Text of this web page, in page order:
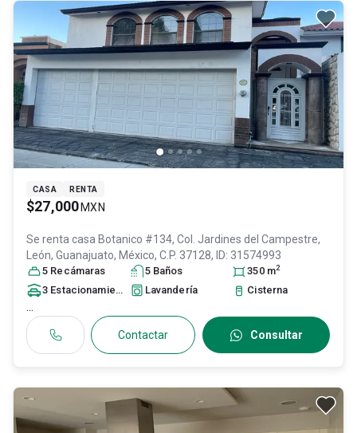
CASA RENTA
$27,000 MXN
Se renta casa Botanico #134, Col. Jardines del Campestre,
León, Guanajuato, México, C.P. 37128, ID: 31574993
5 Recámaras 5 Baños 350 m2
3 Estacionamiento s Lavandería Cisterna
...
Contactar Consultar